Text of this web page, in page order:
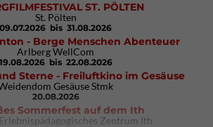
ST. PÖLTEN
St. Pölten
09.07.2026 bis 31.08.2026
- Berge Menschen Abenteuer
Arlberg WellCom
19.08.2026 bis 22.08.2026
Sterne - Freiluftkino im Gesäuse
Gesäuse Stmk
20.08.2026
Sommerfest auf dem Ith
Zentrum Ith